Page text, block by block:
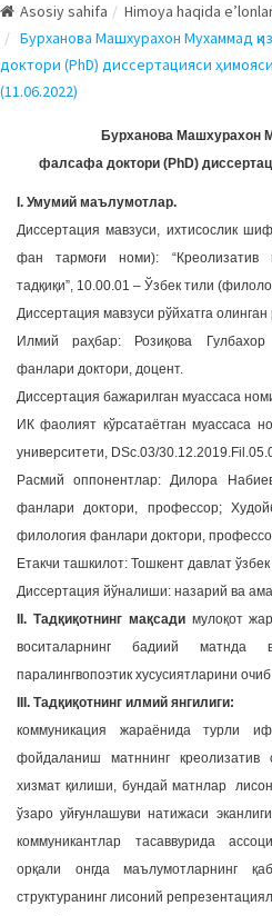
g
l
e
N
v
g
a
t
i
o
n
Asosiy sahifa
Himoya haqida
Бурханова Машхурахон Мухаммад
доктори (PhD) диссертацияси
(11.06.2022)
Бурханова Машхурахон
фалсафа доктори (PhD)
I. Умумий маълумотлар.
Диссертация мавзуси, ихтисослик
фан тармоғи номи): “Креолизатив
тадқиқи”, 10.00.01 – Ўзбек тили
Диссертация мавзуси рўйхатга
Илмий раҳбар: Розиқова Гулбахор
фанлари доктори, доцент.
Диссертация бажарилган муассаса
ИК фаолият кўрсатаётган муассаса
университети, DSc.03/
Расмий оппонентлар: Дилора
фанлари доктори, профессор;
филология фанлари доктори,
Етакчи ташкилот: Тошкент давлат
Диссертация йўналиши: назарий ва
II. Тадқиқотнинг мақсадимулоқот
воситаларнинг бадиий матнда
паралингвопоэтик хусусиятларини
III. Тадқиқотнинг илмий янгилиги:
коммуникация жараёнида турли
фойдаланиш матннинг креолизатив
хизмат қилиши, бундай матнлар
ўзаро уйғунлашуви натижаси
коммуникантлар тасаввурида
орқали онгда маълумотларнинг
структуранинг лисоний